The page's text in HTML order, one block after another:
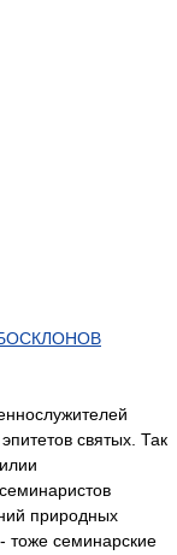
святых. Так
природных
тоже семинарские